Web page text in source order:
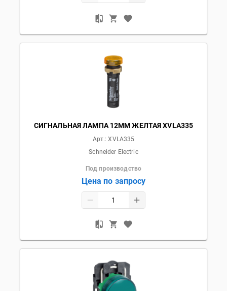
СИГНАЛЬНАЯ ЛАМПА 12ММ ЖЕЛТАЯ XVLA335
Арт.:XVLA335
Schneider Electric
Под производство
Цена по запросу